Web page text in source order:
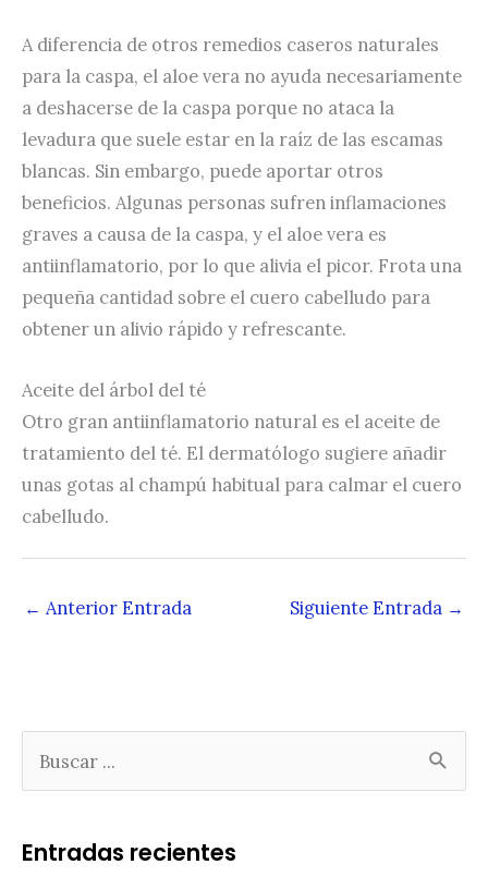
A diferencia de otros remedios caseros naturales
para la caspa, el aloe vera no ayuda necesariamente
a deshacerse de la caspa porque no ataca la
levadura que suele estar en la raíz de las escamas
blancas. Sin embargo, puede aportar otros
beneficios. Algunas personas sufren inflamaciones
graves a causa de la caspa, y el aloe vera es
antiinflamatorio, por lo que alivia el picor. Frota una
pequeña cantidad sobre el cuero cabelludo para
obtener un alivio rápido y refrescante.
Aceite del árbol del té
Otro gran antiinflamatorio natural es el aceite de
tratamiento del té. El dermatólogo sugiere añadir
unas gotas al champú habitual para calmar el cuero
cabelludo.
← Anterior Entrada Siguiente Entrada →
c
Entradas recientes